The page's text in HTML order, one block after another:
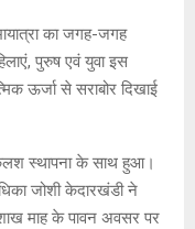
का जगह-जगह
पुरुष एवं युवा इस
ऊर्जा से सराबोर दिखाई
स्थापना के साथ हुआ।
जोशी केदारखंडी ने
माह के पावन अवसर पर